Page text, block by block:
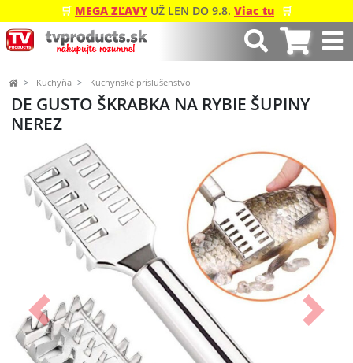
🛒 MEGA ZĽAVY UŽ LEN DO 9.8. Viac tu 🛒
Kuchyňa Kuchynské príslušenstvo
DE GUSTO ŠKRABKA NA RYBIE ŠUPINY
NEREZ
Predchádzajúci Ďalší